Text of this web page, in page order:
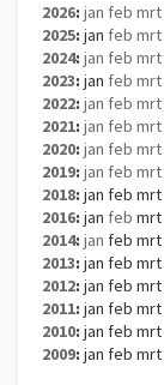
2026: jan feb mrt
2025: jan feb mrt
2024: jan feb mrt
2023: jan feb mrt
2022: jan feb mrt
2021: jan feb mrt
2020: jan feb mrt
2019: jan feb mrt
2018: jan feb mrt
2016: jan feb mrt
2014: jan feb mrt
2013: jan feb mrt
2012: jan feb mrt
2011: jan feb mrt
2010: jan feb mrt
2009: jan feb mrt